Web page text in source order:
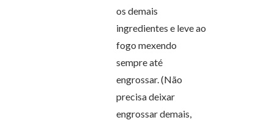
os demais
ingredientes e leve ao
fogo mexendo
sempre até
engrossar. (Não
precisa deixar
engrossar demais,